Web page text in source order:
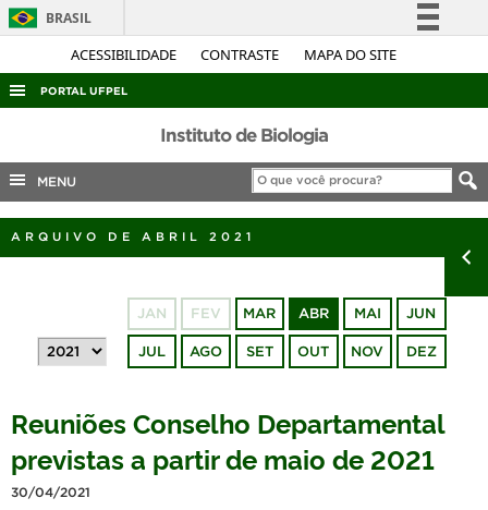
ACESSIBILIDADE CONTRASTE MAPA DO SITE
BRASIL
Simplifique!
Acesso à informação
Legislação
Canais
PORTAL UFPEL
ACESSO À INFORMAÇÃO
AUDITORIA
COBALTO
CONCURSOS
OUVIDORIA
TELEFONES
Instituto de Biologia
MENU
ARQUIVO DE ABRIL 2021
JAN FEV MAR ABR MAI JUN
JUL AGO SET OUT NOV DEZ
Reuniões Conselho Departamental
previstas a partir de maio de 2021
30/04/2021